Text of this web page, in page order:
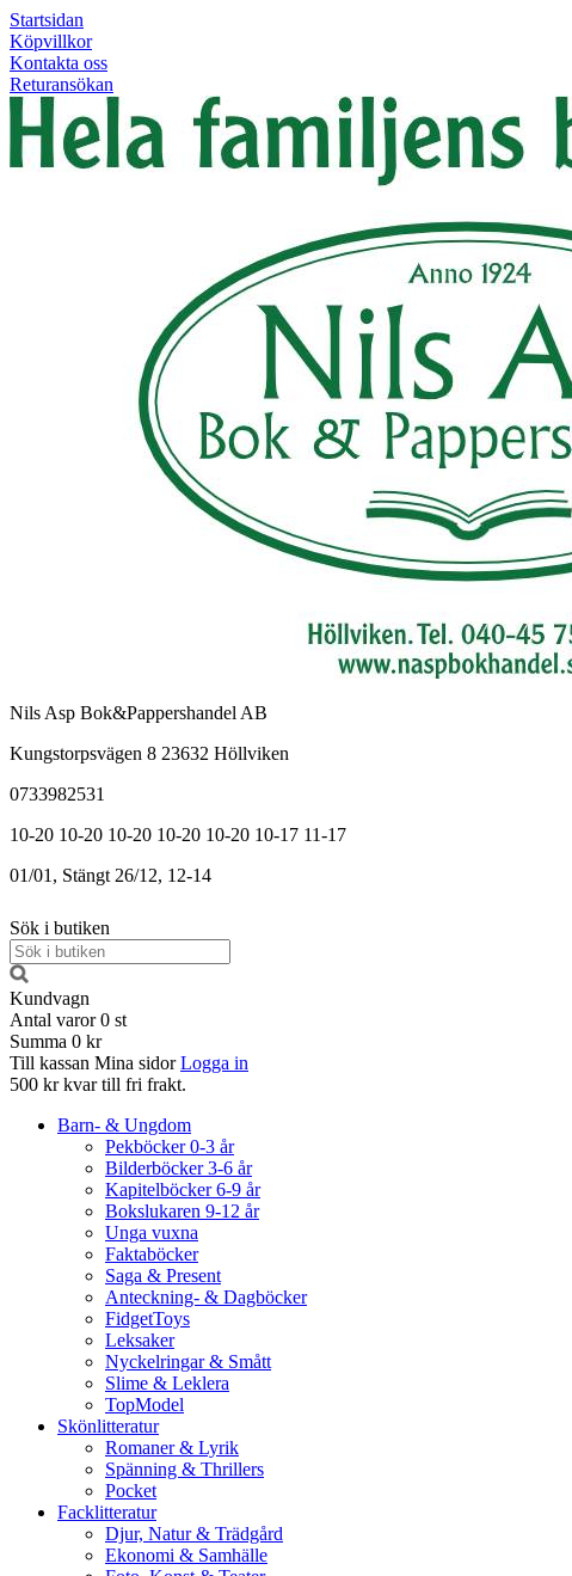
Startsidan
Köpvillkor
Kontakta oss
Returansökan
Nils Asp Bok&Pappershandel AB
Kungstorpsvägen 8 23632 Höllviken
0733982531
10-20 10-20 10-20 10-20 10-20 10-17 11-17
01/01, Stängt 26/12, 12-14
Sök i butiken
Kundvagn
Antal varor 0 st
Summa 0 kr
Till kassan Mina sidor Logga in
500 kr kvar till fri frakt.
Barn- & Ungdom
Pekböcker 0-3 år
Bilderböcker 3-6 år
Kapitelböcker 6-9 år
Bokslukaren 9-12 år
Unga vuxna
Faktaböcker
Saga & Present
Anteckning- & Dagböcker
FidgetToys
Leksaker
Nyckelringar & Smått
Slime & Leklera
TopModel
Skönlitteratur
Romaner & Lyrik
Spänning & Thrillers
Pocket
Facklitteratur
Djur, Natur & Trädgård
Ekonomi & Samhälle